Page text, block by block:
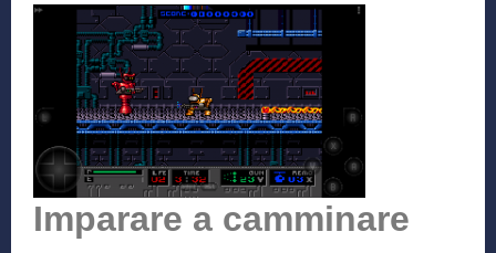
Imparare a camminare